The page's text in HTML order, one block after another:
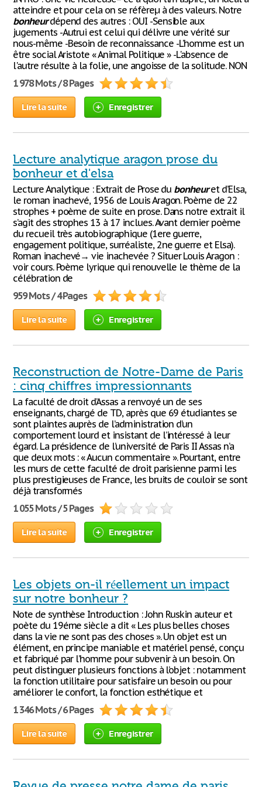
atteindre et pour cela on se réfèreµ à des valeurs. Notre
bonheurdépend des autres : OUI -Sensible aux
jugements -Autrui est celui qui délivre une vérité sur
nous-même -Besoin de reconnaissance -L'homme est un
être social Aristote « Animal Politique » -L'absence de
l'autre résulte à la folie, une angoisse de la solitude. NON
1 978 Mots / 8 Pages
Lire la suite Enregistrer
Lecture analytique aragon prose du
bonheur et d'elsa
Lecture Analytique : Extrait de Prose du bonheuret d’Elsa,
le roman inachevé, 1956 de Louis Aragon. Poème de 22
strophes + poème de suite en prose. Dans notre extrait il
s’agit des strophes 13 à 17 inclues. Avant dernier poème
du recueil très autobiographique (1ere guerre,
engagement politique, surréaliste, 2ne guerre et Elsa).
Roman inachevé→ vie inachevée ? Situer Louis Aragon :
voir cours. Poème lyrique qui renouvelle le thème de la
célébration de
959 Mots / 4 Pages
Lire la suite Enregistrer
Reconstruction de Notre-Dame de Paris
: cinq chiffres impressionnants
La faculté de droit d’Assas a renvoyé un de ses
enseignants, chargé de TD, après que 69 étudiantes se
sont plaintes auprès de l’administration d’un
comportement lourd et insistant de l’intéressé à leur
égard. La présidence de l’université de Paris II Assas n’a
que deux mots : « Aucun commentaire ». Pourtant, entre
les murs de cette faculté de droit parisienne parmi les
plus prestigieuses de France, les bruits de couloir se sont
déjà transformés
1 055 Mots / 5 Pages
Lire la suite Enregistrer
Les objets on-il réellement un impact
sur notre bonheur ?
Note de synthèse Introduction : John Ruskin auteur et
poète du 19éme siècle a dit « Les plus belles choses
dans la vie ne sont pas des choses ». Un objet est un
élément, en principe maniable et matériel pensé, conçu
et fabriqué par l’homme pour subvenir à un besoin. On
peut distinguer plusieurs fonctions à l’objet : notamment
la fonction utilitaire pour satisfaire un besoin ou pour
améliorer le confort, la fonction esthétique et
1 346 Mots / 6 Pages
Lire la suite Enregistrer